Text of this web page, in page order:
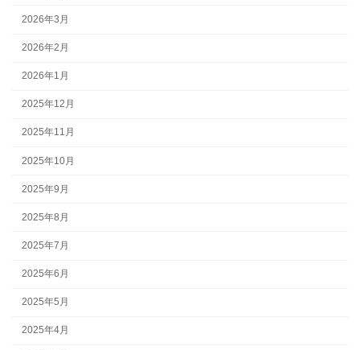
2026年3月
2026年2月
2026年1月
2025年12月
2025年11月
2025年10月
2025年9月
2025年8月
2025年7月
2025年6月
2025年5月
2025年4月